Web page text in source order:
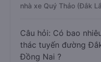
nhà xe Quý Thảo (Đắk
Câu hỏi: Có bao
thác tuyến đường
Đồng Nai ?